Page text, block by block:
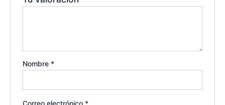
Nombre *
Correo electrónico *